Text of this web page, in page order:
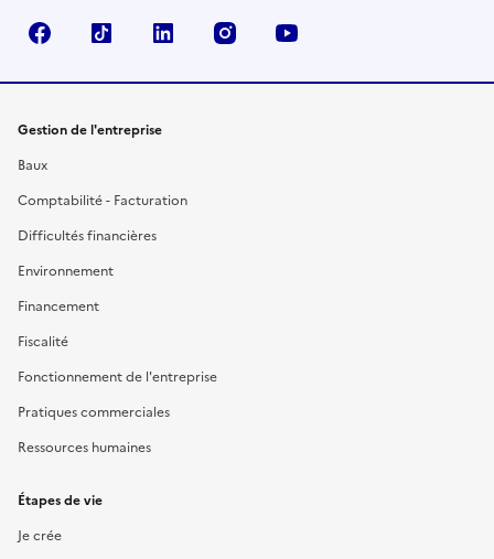
FacebookTikTok Linkedin Instagram
Gestion de l'entreprise
Baux
Comptabilité - Facturation
Difficultés financières
Environnement
Financement
Fiscalité
Fonctionnement de l'entreprise
Pratiques commerciales
Ressources humaines
Étapes de vie
Je crée